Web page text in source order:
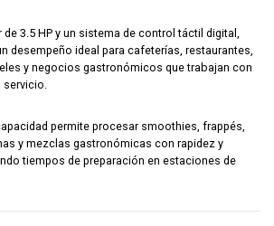
3.5 HP y un sistema de control táctil digital,
desempeño ideal para cafeterías, restaurantes,
y negocios gastronómicos que trabajan con
servicio.
permite procesar smoothies, frappés,
y mezclas gastronómicas con rapidez y
tiempos de preparación en estaciones de